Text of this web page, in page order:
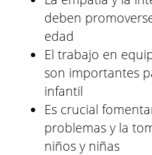
deben
edad
El trabajo en
son importantes
infantil
Es crucial
problemas y la
niños y niñas